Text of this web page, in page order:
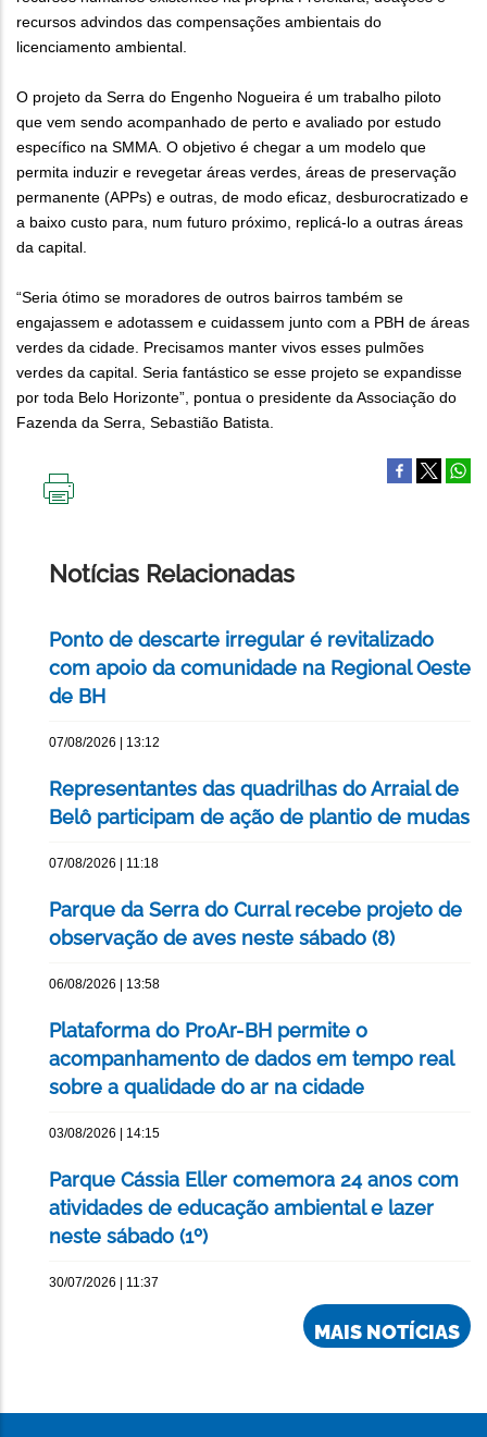
recursos advindos das compensações ambientais do
licenciamento ambiental.
O projeto da Serra do Engenho Nogueira é um trabalho piloto
que vem sendo acompanhado de perto e avaliado por estudo
específico na SMMA. O objetivo é chegar a um modelo que
permita induzir e revegetar áreas verdes, áreas de preservação
permanente (APPs) e outras, de modo eficaz, desburocratizado e
a baixo custo para, num futuro próximo, replicá-lo a outras áreas
da capital.
“Seria ótimo se moradores de outros bairros também se
engajassem e adotassem e cuidassem junto com a PBH de áreas
verdes da cidade. Precisamos manter vivos esses pulmões
verdes da capital. Seria fantástico se esse projeto se expandisse
por toda Belo Horizonte”, pontua o presidente da Associação do
Fazenda da Serra, Sebastião Batista.
Notícias Relacionadas
Ponto de descarte irregular é revitalizado
com apoio da comunidade na Regional Oeste
de BH
07/08/2026 | 13:12
Representantes das quadrilhas do Arraial de
Belô participam de ação de plantio de mudas
07/08/2026 | 11:18
Parque da Serra do Curral recebe projeto de
observação de aves neste sábado (8)
06/08/2026 | 13:58
Plataforma do ProAr-BH permite o
acompanhamento de dados em tempo real
sobre a qualidade do ar na cidade
03/08/2026 | 14:15
Parque Cássia Eller comemora 24 anos com
atividades de educação ambiental e lazer
neste sábado (1º)
30/07/2026 | 11:37
MAIS NOTÍCIAS